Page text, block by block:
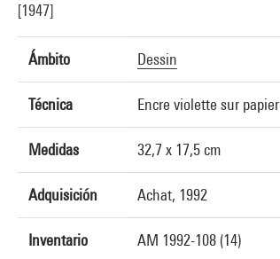
[1947]
Ámbito Dessin
Técnica Encre violette sur papier
Medidas 32,7 x 17,5 cm
Adquisición Achat, 1992
Inventario AM 1992-108 (14)